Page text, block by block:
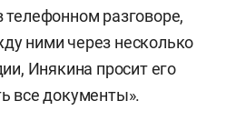
телефонном разговоре,
ними через несколько
Инякина просит его
все документы».